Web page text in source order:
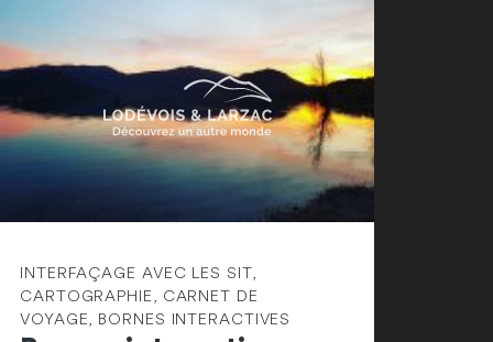
INTERFAÇAGE AVEC LES SIT,
CARTOGRAPHIE, CARNET DE
VOYAGE, BORNES INTERACTIVES